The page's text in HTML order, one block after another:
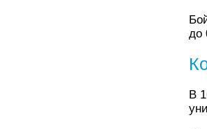
до
В